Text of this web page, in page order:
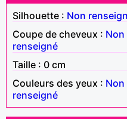
Silhouette : Non
Coupe de cheveux : Non
renseigné
Taille : 0 cm
Couleurs des yeux : Non
renseigné